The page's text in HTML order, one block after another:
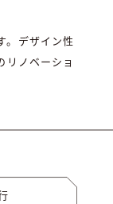
。デザイン性
リノベーショ